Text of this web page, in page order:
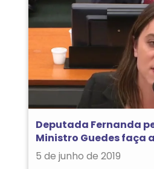
Deputada Fernanda
Ministro Guedes faça
5 de junho de 2019